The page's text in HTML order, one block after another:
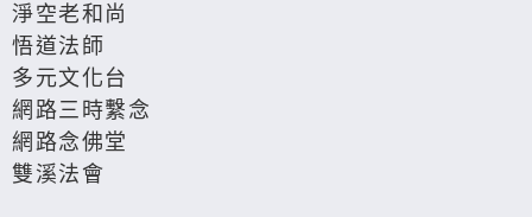
淨空老和尚
悟道法師
多元文化台
網路三時繫念
網路念佛堂
雙溪法會